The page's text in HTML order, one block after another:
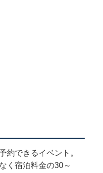
約できるイベント。
く宿泊料金の30～